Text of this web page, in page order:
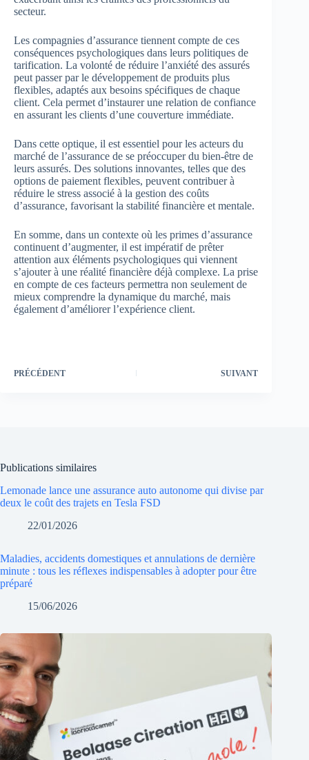
secteur.
Les compagnies d’assurance tiennent compte de ces
conséquences psychologiques dans leurs politiques de
tarification. La volonté de réduire l’anxiété des assurés
peut passer par le développement de produits plus
flexibles, adaptés aux besoins spécifiques de chaque
client. Cela permet d’instaurer une relation de confiance
en assurant les clients d’une couverture immédiate.
Dans cette optique, il est essentiel pour les acteurs du
marché de l’assurance de se préoccuper du bien-être de
leurs assurés. Des solutions innovantes, telles que des
options de paiement flexibles, peuvent contribuer à
réduire le stress associé à la gestion des coûts
d’assurance, favorisant la stabilité financière et mentale.
En somme, dans un contexte où les primes d’assurance
continuent d’augmenter, il est impératif de prêter
attention aux éléments psychologiques qui viennent
s’ajouter à une réalité financière déjà complexe. La prise
en compte de ces facteurs permettra non seulement de
mieux comprendre la dynamique du marché, mais
également d’améliorer l’expérience client.
PRÉCÉDENT SUIVANT
Publications similaires
Lemonade lance une assurance auto autonome qui divise par
deux le coût des trajets en Tesla FSD
22/01/2026
Maladies, accidents domestiques et annulations de dernière
minute : tous les réflexes indispensables à adopter pour être
préparé
15/06/2026